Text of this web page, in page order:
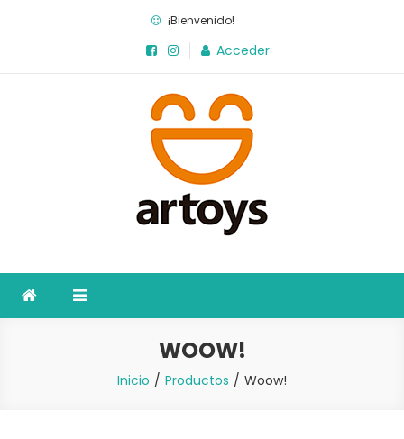
¡Bienvenido!
Acceder
WOOW!
Inicio Productos Woow!